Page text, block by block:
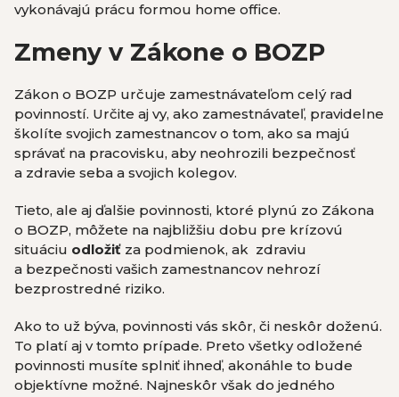
vykonávajú prácu formou home office.
Zmeny v Zákone o BOZP
Zákon o BOZP určuje zamestnávateľom celý rad
povinností. Určite aj vy, ako zamestnávateľ, pravidelne
školíte svojich zamestnancov o tom, ako sa majú
správať na pracovisku, aby neohrozili bezpečnosť
a zdravie seba a svojich kolegov.
Tieto, ale aj ďalšie povinnosti, ktoré plynú zo Zákona
o BOZP, môžete na najbližšiu dobu pre krízovú
situáciu odložiť za podmienok, ak zdraviu
a bezpečnosti vašich zamestnancov nehrozí
bezprostredné riziko.
Ako to už býva, povinnosti vás skôr, či neskôr doženú.
To platí aj v tomto prípade. Preto všetky odložené
povinnosti musíte splniť ihneď, akonáhle to bude
objektívne možné. Najneskôr však do jedného